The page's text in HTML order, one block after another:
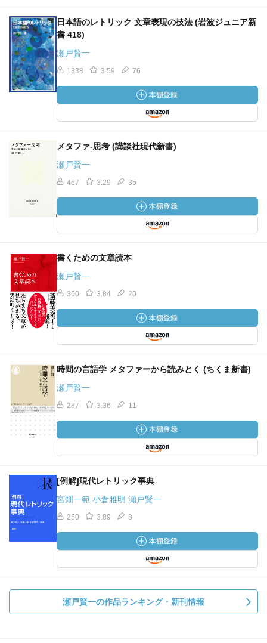
I 音韻構造 037
II 音韻単位 038
III 音韻制約 040
IV 意味構造 042
i 強い合成原理の弱み
ii 弱い合成原理の強み
V 'the football under the table'の意味を問う 049
VI 意味の調整とアクティブ・ゾーン 052
第４章 スキーマと事例で説明する 061
I 意味構造に見るスキーマと事例 061
i 多義ネットワーク
i 素性（feature）
III シンボル構造に見るスキーマ構造と事例 075
i 品詞の意味と音韻
＜研究の指針＞ 083
第５章 意味は弾性を示す 084
I 意味研究の３つのアプローチ 084
ii 言語内部に限るアプローチ
II 概念的アプローチ（プロファイル・ベース・ドメイ
ン） 088
III 意味の弾性 092
i 意味の弾性に限界はないのか
i カテゴリーの拡張
ii over物語
＜研究の指針＞ 113
第６章 より大きな単位の作り方 115
I 「関係」をプロファイルする 115
i 意味結合の仕組み
III 音韻単位を結合する 130
i 認知文法における音韻制約のあり方
日本語のレトリック 文章表現の技法 (岩波ジュニア新
書 418)
瀬戸賢一
1338 3.59 76
メタファ-思考 (講談社現代新書)
瀬戸賢一
467 3.29 35
書くための文章読本
瀬戸賢一
360 3.84 20
時間の言語学 メタファーから読みとく (ちくま新書)
瀬戸賢一
287 3.36 11
[例解]現代レトリック事典
宮畑一範 小倉雅明 瀬戸賢一
250 3.89 8
瀬戸賢一の作品ランキング・新刊情報